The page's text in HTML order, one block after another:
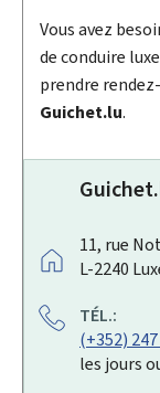
Vous avez
de conduire
prendre
Guichet.lu.
A
D
E
S
S
11, rue
L-2240
TÉL.:
(+352)
les jours